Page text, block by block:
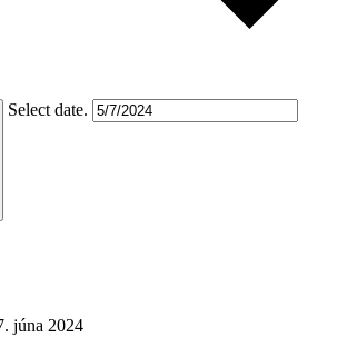
Select date.
júna 2024